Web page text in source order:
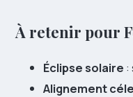
À retenir pour
Éclipse solaire :
Alignement